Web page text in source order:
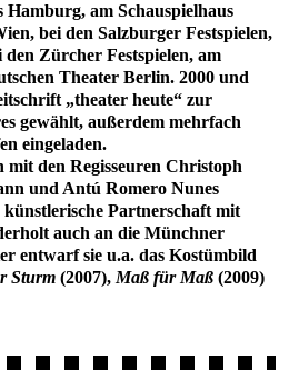
Hamburg, am Schauspielhaus
bei den Salzburger Festspielen,
Zürcher Festspielen, am
Theater Berlin. 2000 und
„theater heute“ zur
gewählt, außerdem mehrfach
eingeladen.
mit den Regisseuren Christoph
und Antú Romero Nunes
künstlerische Partnerschaft mit
auch an die Münchner
entwarf sie u.a. das Kostümbild
Sturm (2007), Maß für Maß (2009)